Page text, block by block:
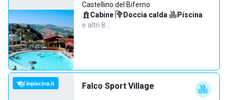
Castellino del Biferno
Cabine· Doccia calda· Piscina·
e altri 8…
Falco Sport Village